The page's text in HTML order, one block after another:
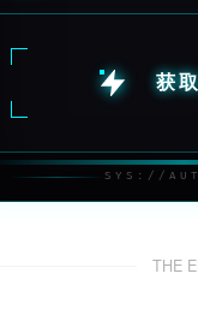
获
SYS://
THE